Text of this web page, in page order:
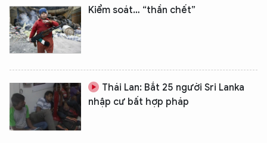
Kiểm soát… “thần chết”
Thái Lan: Bắt 25 người Sri Lanka
nhập cư bất hợp pháp